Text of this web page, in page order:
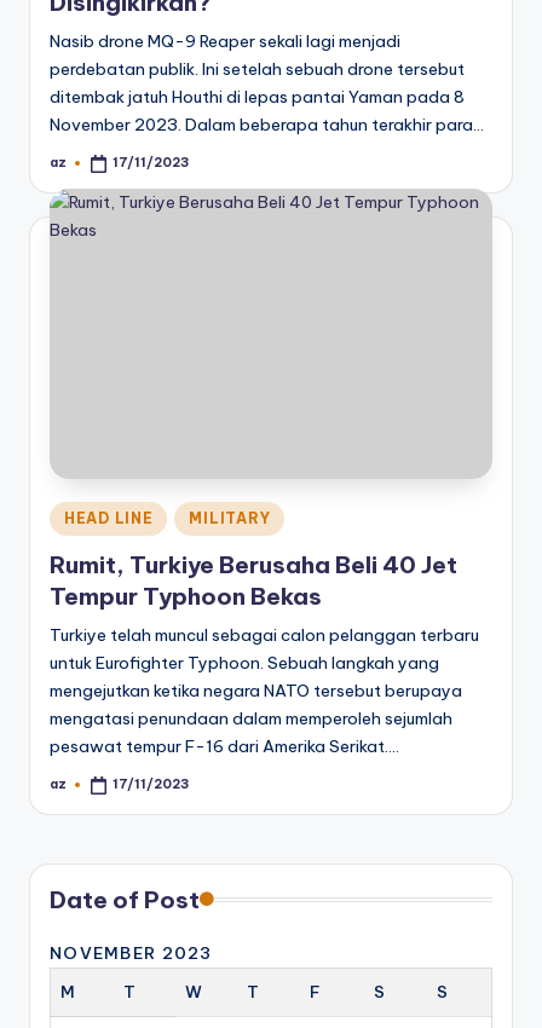
Nasib drone MQ-9 Reaper sekali lagi menjadi
perdebatan publik. Ini setelah sebuah drone tersebut
ditembak jatuh Houthi di lepas pantai Yaman pada 8
November 2023. Dalam beberapa tahun terakhir para…
Posted
az 17/11/2023
Posted
in
HEAD LINE MILITARY
Rumit, Turkiye Berusaha Beli 40 Jet
Tempur Typhoon Bekas
Turkiye telah muncul sebagai calon pelanggan terbaru
untuk Eurofighter Typhoon. Sebuah langkah yang
mengejutkan ketika negara NATO tersebut berupaya
mengatasi penundaan dalam memperoleh sejumlah
pesawat tempur F-16 dari Amerika Serikat.…
Posted
az 17/11/2023
Date of Post
NOVEMBER 2023
M
T W T F S S